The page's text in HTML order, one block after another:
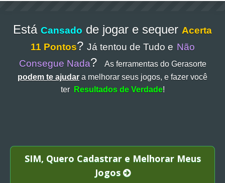
Está Cansado de jogar e sequer Acerta
11 Pontos? Já tentou de Tudo e Não
Consegue Nada?
As ferramentas do Gerasorte
podem te ajudar a melhorar seus jogos, e fazer você
ter
Resultados de Verdade!
SIM, Quero Cadastrar e Melhorar Meus
Jogos